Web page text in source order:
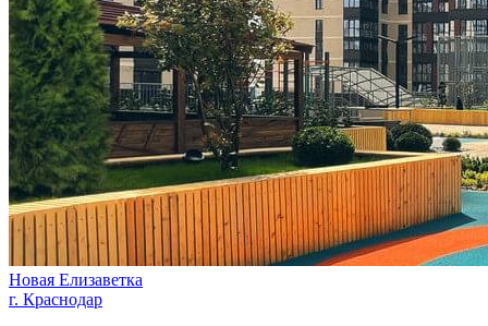
Новая Елизаветка
г. Краснодар